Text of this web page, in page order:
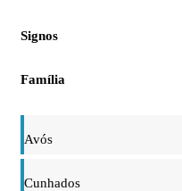
Signos
Família
Avós
Cunhados